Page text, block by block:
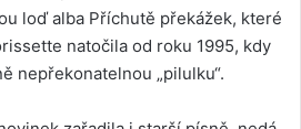
loď alba Příchutě překážek, které
natočila od roku 1995, kdy
nepřekonatelnou „pilulku“.